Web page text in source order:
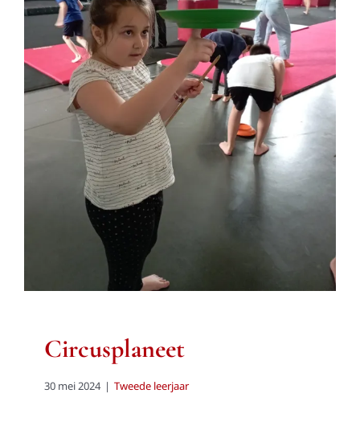
Circusplaneet
Tweede leerjaar
Circusplaneet
30 mei 2024 | Tweede leerjaar